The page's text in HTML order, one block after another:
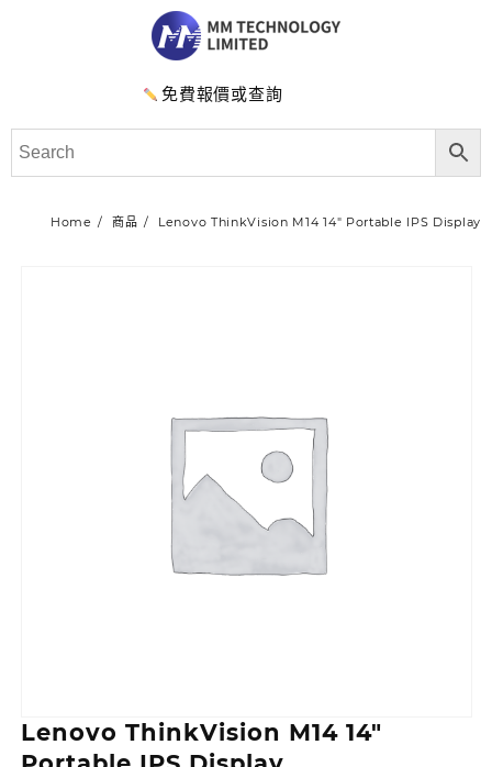
免費報價或查詢
Home 商品 Lenovo ThinkVision M14 14″ Portable IPS Display
Lenovo ThinkVision M14 14″